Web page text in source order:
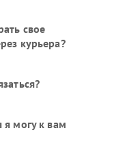
свое
курьера?
я могу к вам